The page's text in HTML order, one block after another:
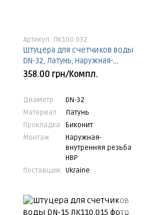
Артикул: ЛК100.032
Штуцера для счетчиков воды
DN-32, Латунь, Наружная-
внутренняя резьба НВР, DN-32,
358.00 грн/Компл.
Диаметр
DN-32
Материал
Латунь
Прокладка
Биконит
Монтаж
Наружная-
внутренняя резьба
НВР
Поставщик Ukraine